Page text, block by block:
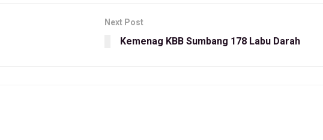
Next Post
Kemenag KBB Sumbang 178 Labu Darah